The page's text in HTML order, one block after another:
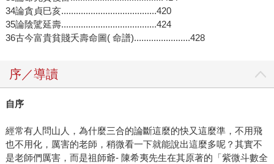
34論貪貞巳亥.......................................420
35論陰騭延壽.......................................424
36古今富貴貧賤夭壽命圖( 命譜).......................428
序／導讀
自序
經常有人問山人，為什麼三合的論斷這麼的快又這麼準，不用飛
也不用化，厲害的老師，稍微看一下就能說出這麼多呢？其實不
是老師們厲害，而是祖師爺- 陳希夷先生在其原著的「紫微斗數全